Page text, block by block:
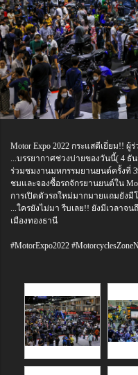
Motor Expo 2022 กระแสดีเยี่ยม!!
...บรรยากาศช่วงบ่ายของวันนี้( 4 ธั
ร่วมชมงานมหกรรมยานยนต์ครั้งที่
ชมและจองซื้อรถจักรยานยนต์ใน
การเปิดตัวรถใหม่มากมายแถมยังมี
...ใครยังไม่มา รีบเลย!! ยังมีเวลาจ
เมืองทองธานี
#MotorExpo2022